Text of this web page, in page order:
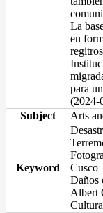
La
en
para
(2024-
Subject
Arts
Keyword
Cusco
Daños
Albert